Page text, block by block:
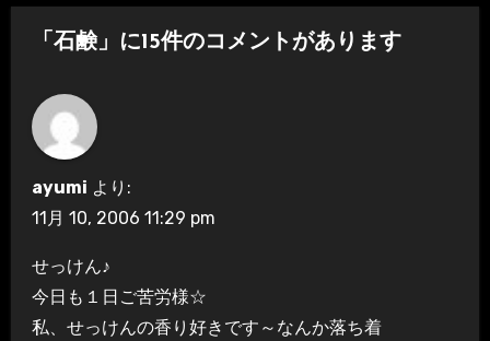
ビ
ゲ
ー
シ
ョ
「石鹸」に15件のコメントがあります
ayumi より:
11月 10, 2006 11:29 pm
せっけん♪
今日も１日ご苦労様☆
私、せっけんの香り好きです～なんか落ち着